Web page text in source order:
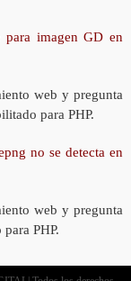
para imagen GD en
web y pregunta
para PHP.
no se detecta en
web y pregunta
PHP.